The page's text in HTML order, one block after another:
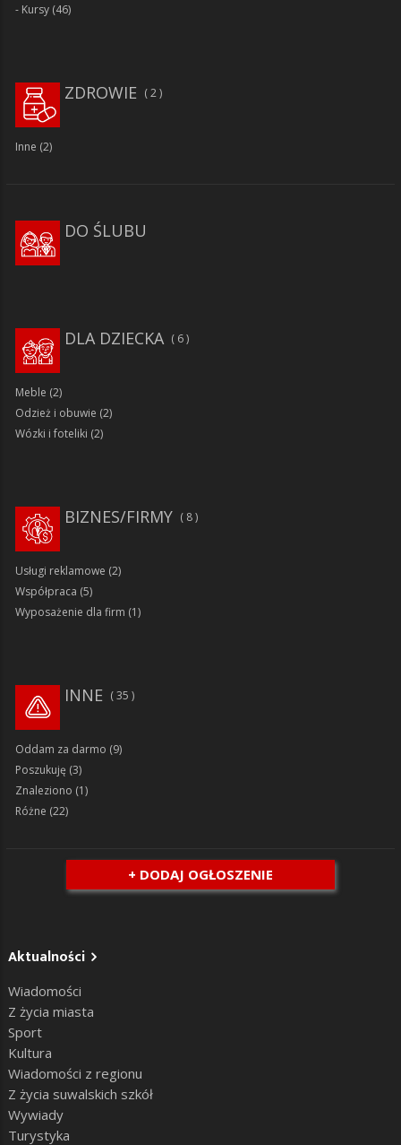
Kursy (46)
ZDROWIE 2
Inne (2)
DO ŚLUBU
6
DLA DZIECKA
Meble (2)
Odzież i obuwie (2)
Wózki i foteliki (2)
8
BIZNES/FIRMY
Usługi reklamowe (2)
Współpraca (5)
Wyposażenie dla firm (1)
35
INNE
Oddam za darmo (9)
Poszukuję (3)
Znaleziono (1)
Różne (22)
+ DODAJ OGŁOSZENIE
Aktualności
Wiadomości
Z życia miasta
Sport
Kultura
Wiadomości z regionu
Z życia suwalskich szkół
Wywiady
Turystyka